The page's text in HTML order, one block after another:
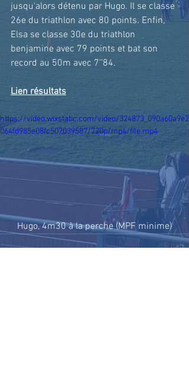
jusqu'alors détenu par Hugo. Il se classe
26e du triathlon avec 80 points. Enfin,
Elsa se classe 30e du triathlon
benjamine avec 79 points et bat son
record au 50m avec 7''84.
Lien résultats
https://video.wixstatic.com/video/324873_090a60a9e2
064fd985e08fc507039587/720p/mp4/file.mp4
Hugo, 4m30 à la perche (MPF minime)